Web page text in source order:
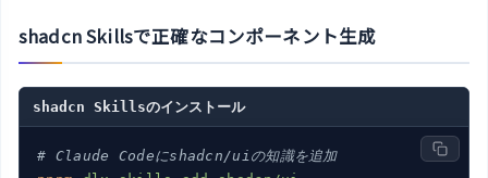
shadcn Skillsで正確なコンポーネント生成
shadcn Skillsのインストール
# Claude Codeにshadcn/uiの知識を追加